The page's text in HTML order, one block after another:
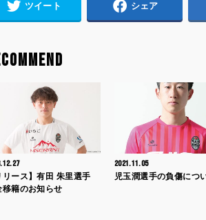
ツイート シェア
リース】有田 朱里選手
移籍のお知らせ
2021.11.05
児玉潤選手の負傷につ